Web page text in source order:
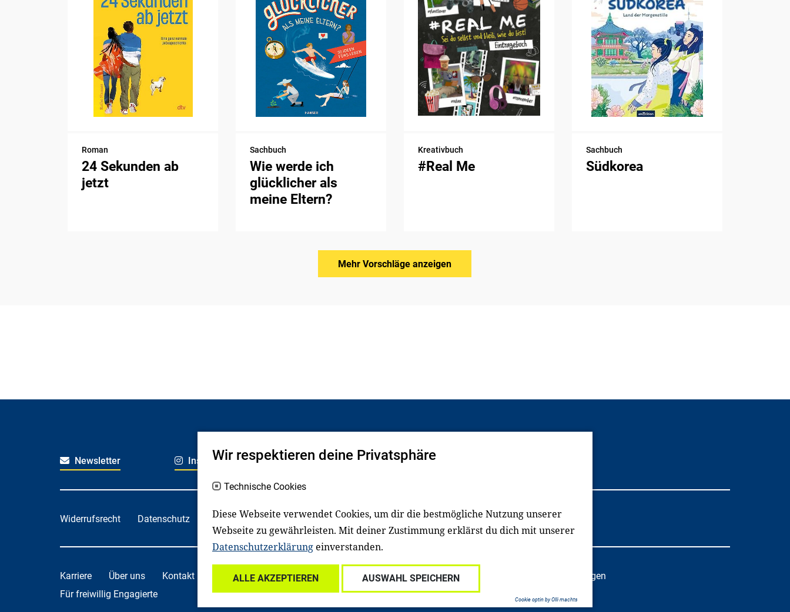
Roman
24 Sekunden ab
jetzt
Sachbuch
Wie werde ich
glücklicher als
meine Eltern?
Kreativbuch
#Real Me
Sachbuch
Südkorea
Mehr Vorschläge anzeigen
Newsletter Instagram Facebook LinkedIn
Widerrufsrecht Datenschutz Haftungsausschluss Impressum
Karriere Über uns Kontakt Spenden Für Familien Für Kitafachkräfte Für Lehrkräfte
Für soziale Einrichtungen
Für freiwillig Engagierte
Wir respektieren deine Privatsphäre
Technische Cookies
Diese Webseite verwendet Cookies, um dir die bestmögliche Nutzung unserer
Webseite zu gewährleisten. Mit deiner Zustimmung erklärst du dich mit unserer
Datenschutzerklärung einverstanden.
ALLE AKZEPTIEREN AUSWAHL SPEICHERN
Cookie optin by Olli machts